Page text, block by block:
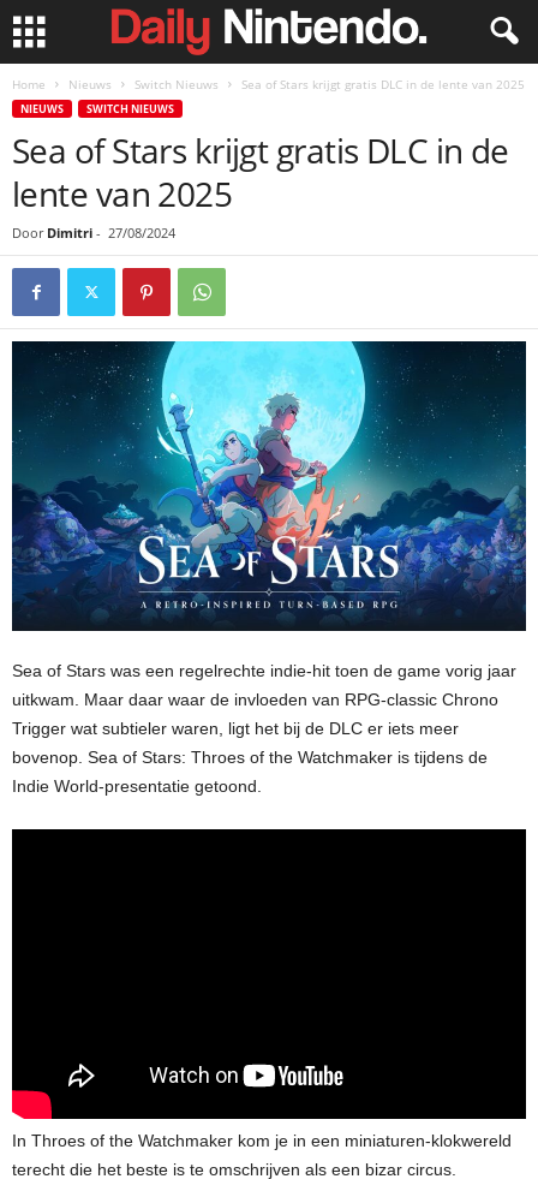
Home Nieuws Switch Nieuws Sea of Stars krijgt gratis DLC in de lente van 2025
NIEUWS SWITCH NIEUWS
Sea of Stars krijgt gratis DLC in de
lente van 2025
Door Dimitri - 27/08/2024
Sea of Stars was een regelrechte indie-hit toen de game vorig jaar
uitkwam. Maar daar waar de invloeden van RPG-classic Chrono
Trigger wat subtieler waren, ligt het bij de DLC er iets meer
bovenop. Sea of Stars: Throes of the Watchmaker is tijdens de
Indie World-presentatie getoond.
In Throes of the Watchmaker kom je in een miniaturen-klokwereld
terecht die het beste is te omschrijven als een bizar circus.